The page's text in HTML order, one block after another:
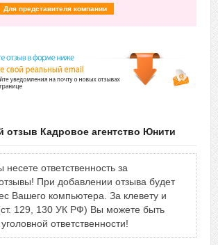
Для представителя компании
отзыв Кадровое агентство Юнити
несете ответственность за
При добавлении отзыва будет
Вашего компьютера. За клевету и
129, 130 УК РФ) Вы можете быть
ответственности!